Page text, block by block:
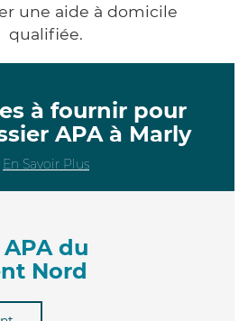
une aide à domicile
qualifiée.
à fournir pour
APA à Marly
En Savoir Plus
du
Nord